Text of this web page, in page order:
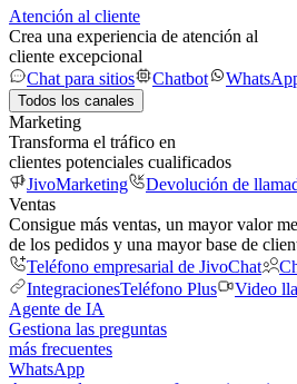
Atención al cliente
Crea una experiencia de atención al
cliente excepcional
Chat para sitios
Chatbot
Todos los canales
Marketing
Transforma el tráfico en
clientes potenciales cualificados
JivoMarketing
Devolución de
Ventas
Consigue más ventas, un mayor valor
de los pedidos y una mayor base de
Teléfono empresarial de JivoChat
IntegracionesTeléfono Plus Video
Agente de IA
Gestiona las preguntas
más frecuentes
WhatsApp